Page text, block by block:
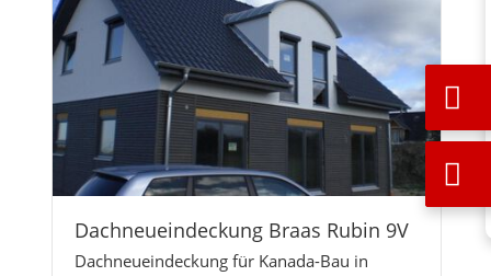
Dachneueindeckung Braas Rubin 9V
Dachneueindeckung für Kanada-Bau in